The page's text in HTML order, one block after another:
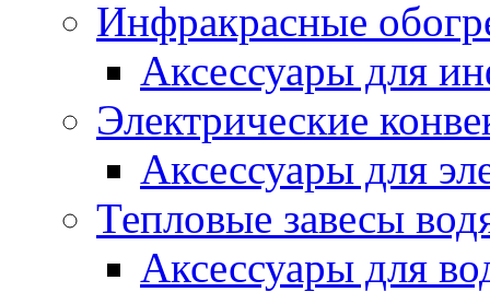
Инфракрасные
Аксессуары для
Электрические
Аксессуары для
Тепловые завесы
Аксессуары для